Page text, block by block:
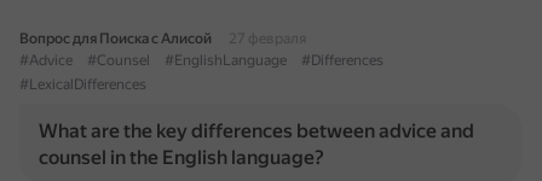
Вопрос для Поиска с Алисой
27 февраля
#Advice
#Counsel #EnglishLanguage
#Differences
#LexicalDifferences
What are the key differences between advice and
counsel in the English language?